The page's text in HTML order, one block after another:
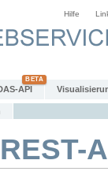
Hilfe
API